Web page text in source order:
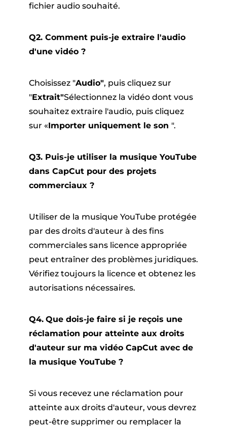
fichier audio souhaité.
Q2. Comment puis-je extraire l'audio
d'une vidéo ?
Choisissez "Audio", puis cliquez sur
"Extrait"Sélectionnez la vidéo dont vous
souhaitez extraire l'audio, puis cliquez
sur «Importer uniquement le son ".
Q3. Puis-je utiliser la musique YouTube
dans CapCut pour des projets
commerciaux ?
Utiliser de la musique YouTube protégée
par des droits d'auteur à des fins
commerciales sans licence appropriée
peut entraîner des problèmes juridiques.
Vérifiez toujours la licence et obtenez les
autorisations nécessaires.
Q4. Que dois-je faire si je reçois une
réclamation pour atteinte aux droits
d'auteur sur ma vidéo CapCut avec de
la musique YouTube ?
Si vous recevez une réclamation pour
atteinte aux droits d'auteur, vous devrez
peut-être supprimer ou remplacer la